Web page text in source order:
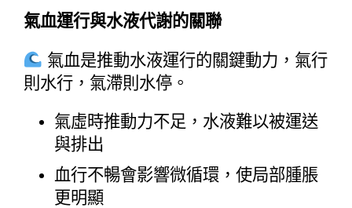
氣血運行與水液代謝的關聯
氣血是推動水液運行的關鍵動力，氣行
則水行，氣滯則水停。
氣虛時推動力不足，水液難以被運送
與排出
血行不暢會影響微循環，使局部腫脹
更明顯